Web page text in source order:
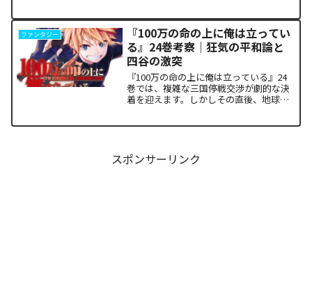
ど熱く焦がすのでしょうか。本記事で
は、13巻で明かされた驚愕...
ファンタジー
『100万の命の上に俺は立ってい
る』24巻考察｜狂気の平和論と
四谷の激突
『100万の命の上に俺は立っている』24
巻では、複雑な三国停戦交渉が劇的な決
着を迎えます。しかしその直後、地球を
スポンサーリンク